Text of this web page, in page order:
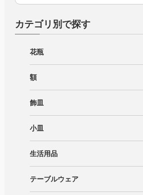
カテゴリ別で探す
花瓶
額
飾皿
小皿
生活用品
テーブルウェア